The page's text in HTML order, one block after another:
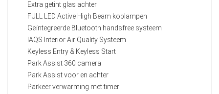
Extra getint glas achter
FULL LED Active High Beam koplampen
Geïntegreerde Bluetooth handsfree systeem
IAQS Interior Air Quality Systeem
Keyless Entry & Keyless Start
Park Assist 360 camera
Park Assist voor en achter
Parkeer verwarming met timer